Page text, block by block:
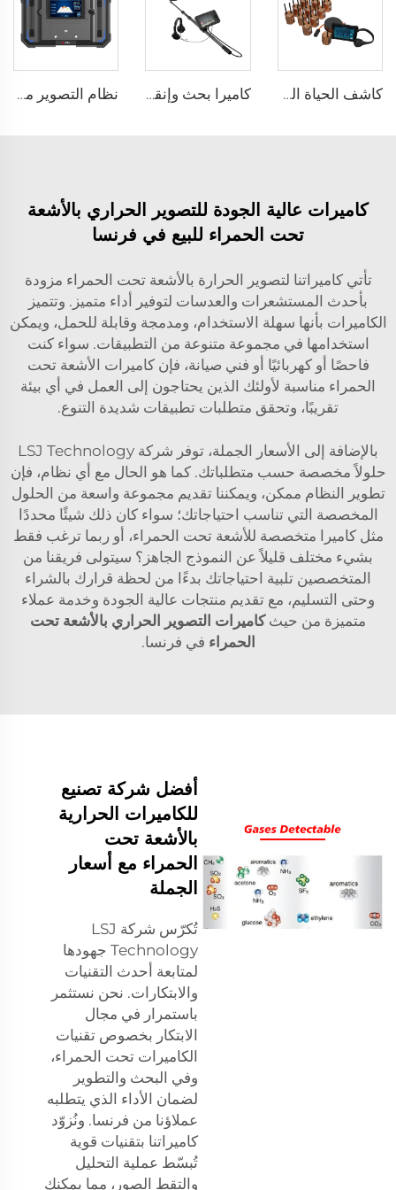
كاشف الحياة الزلزالي التشكيلي CRMB-RAD كاميرا بحث وإنقاذ من نوع المسبار LSJ-C-E نظام التصوير من خلال الجدران TWR-III
كاميرات عالية الجودة للتصوير الحراري بالأشعة
تحت الحمراء للبيع في فرنسا
تأتي كاميراتنا لتصوير الحرارة بالأشعة تحت الحمراء مزودة
بأحدث المستشعرات والعدسات لتوفير أداء متميز. وتتميز
الكاميرات بأنها سهلة الاستخدام، ومدمجة وقابلة للحمل، ويمكن
استخدامها في مجموعة متنوعة من التطبيقات. سواء كنت
فاحصًا أو كهربائيًا أو فني صيانة، فإن كاميرات الأشعة تحت
الحمراء مناسبة لأولئك الذين يحتاجون إلى العمل في أي بيئة
تقريبًا، وتحقق متطلبات تطبيقات شديدة التنوع.
بالإضافة إلى الأسعار الجملة، توفر شركة LSJ Technology
حلولاً مخصصة حسب متطلباتك. كما هو الحال مع أي نظام، فإن
تطوير النظام ممكن، ويمكننا تقديم مجموعة واسعة من الحلول
المخصصة التي تناسب احتياجاتك؛ سواء كان ذلك شيئًا محددًا
مثل كاميرا متخصصة للأشعة تحت الحمراء، أو ربما ترغب فقط
بشيء مختلف قليلاً عن النموذج الجاهز؟ سيتولى فريقنا من
المتخصصين تلبية احتياجاتك بدءًا من لحظة قرارك بالشراء
وحتى التسليم، مع تقديم منتجات عالية الجودة وخدمة عملاء
متميزة من حيث كاميرات التصوير الحراري بالأشعة تحت
الحمراء في فرنسا.
أفضل شركة تصنيع
للكاميرات الحرارية
بالأشعة تحت
الحمراء مع أسعار
الجملة
تُكرّس شركة LSJ
Technology جهودها
لمتابعة أحدث التقنيات
والابتكارات. نحن نستثمر
باستمرار في مجال
الابتكار بخصوص تقنيات
الكاميرات تحت الحمراء،
وفي البحث والتطوير
لضمان الأداء الذي يتطلبه
عملاؤنا من فرنسا. ونُزوّد
كاميراتنا بتقنيات قوية
تُبسّط عملية التحليل
والتقط الصور، مما يمكنك